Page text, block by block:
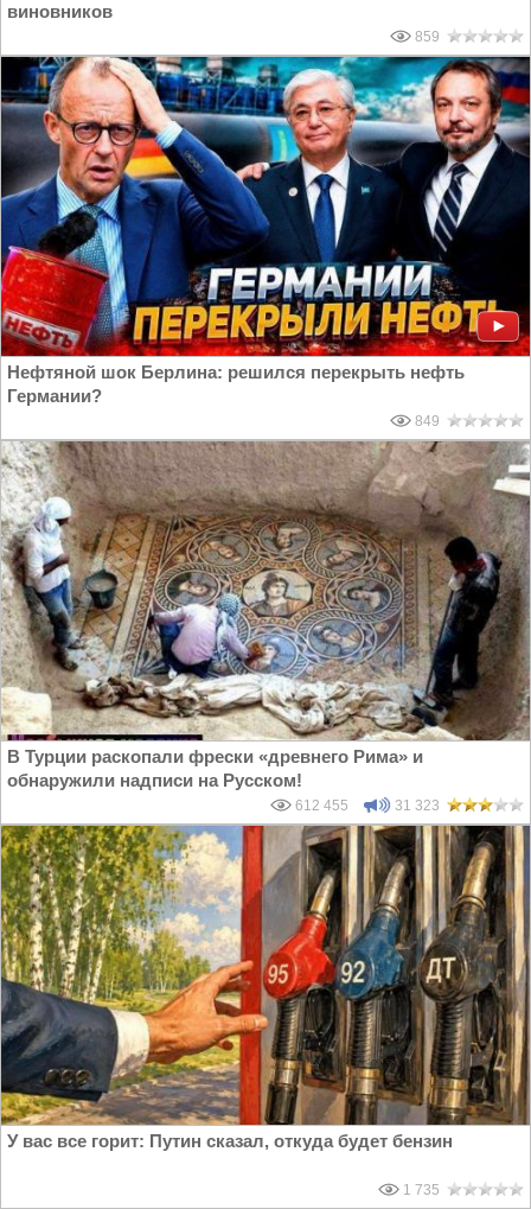
виновников
859
Нефтяной шок Берлина: решился перекрыть нефть
Германии?
849
В Турции раскопали фрески «древнего Рима» и
обнаружили надписи на Русском!
612 455 31 323
У вас все горит: Путин сказал, откуда будет бензин
1 735